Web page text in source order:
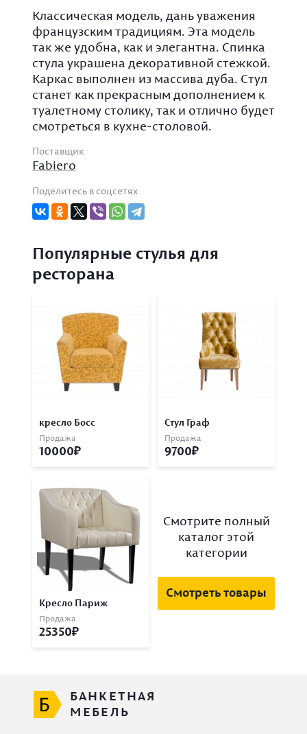
Классическая модель, дань уважения
французским традициям. Эта модель
так же удобна, как и элегантна. Спинка
стула украшена декоративной стежкой.
Каркас выполнен из массива дуба. Стул
станет как прекрасным дополнением к
туалетному столику, так и отлично будет
смотреться в кухне-столовой.
Поставщик
Fabiero
Поделитесь в соцсетях
Популярные стулья для
ресторана
кресло Босс
Продажа
10000
Стул Граф
Продажа
9700
Кресло Париж
Продажа
25350
Смотрите полный
каталог этой
категории
Смотреть товары
БАНКЕТНАЯ
МЕБЕЛЬ